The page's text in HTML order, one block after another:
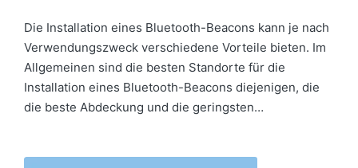
Die Installation eines Bluetooth-Beacons kann je nach
Verwendungszweck verschiedene Vorteile bieten. Im
Allgemeinen sind die besten Standorte für die
Installation eines Bluetooth-Beacons diejenigen, die
die beste Abdeckung und die geringsten…